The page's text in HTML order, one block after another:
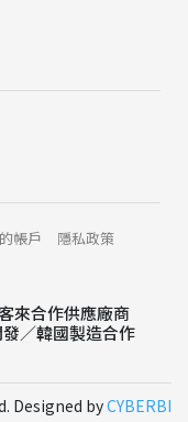
帳戶
隱私政策
來合作供應廠商
／韓國製造合作
Designed byCYBERBI